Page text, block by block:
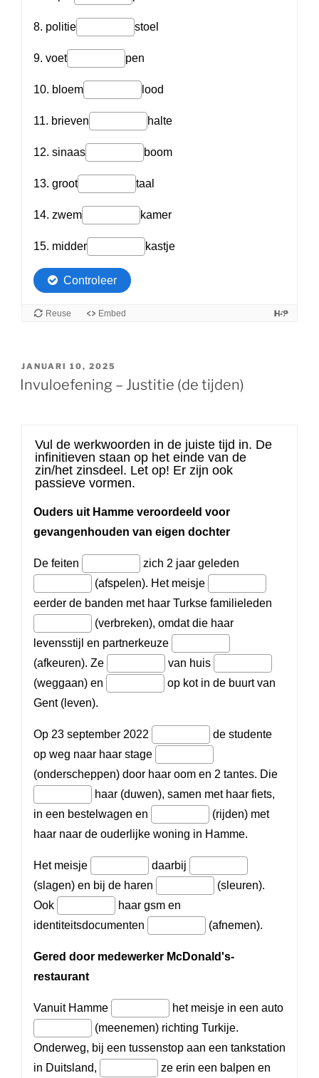
GEPLAATST
OP
JANUARI 10, 2025
Invuloefening – Justitie (de tijden)